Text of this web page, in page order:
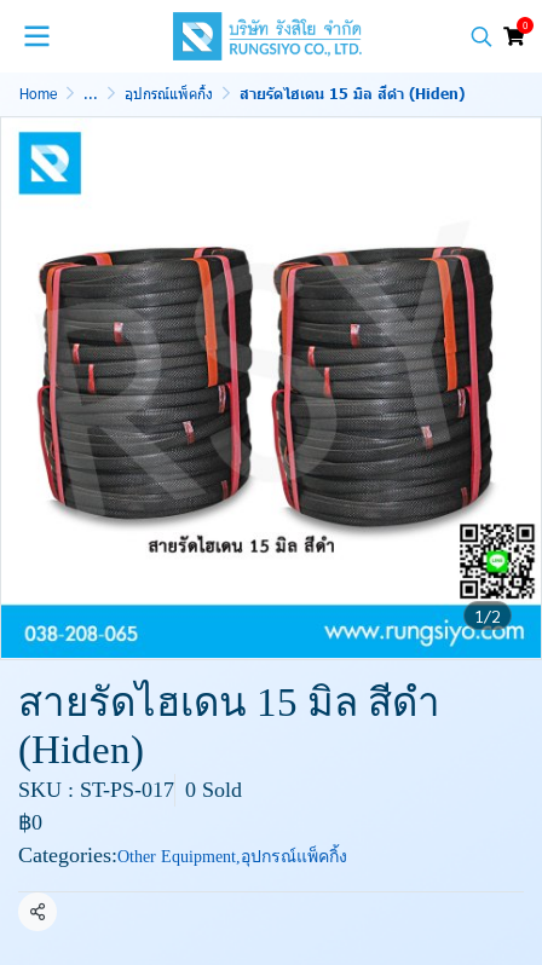
0
Home ... อุปกรณ์แพ็คกิ้ง สายรัดไฮเดน 15 มิล สีดำ (Hiden)
1/2
สายรัดไฮเดน 15 มิล สีดำ
(Hiden)
SKU : ST-PS-017 0 Sold
฿0
Categories:Other Equipment,อุปกรณ์แพ็คกิ้ง
Share